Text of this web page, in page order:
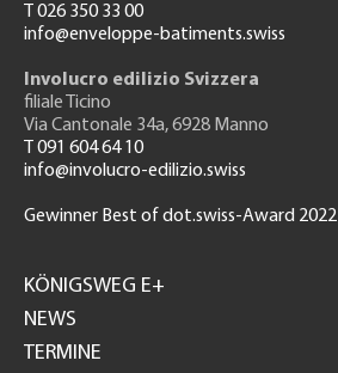
T 026 350 33 00
info@enveloppe-batiments.swiss
Involucro edilizio Svizzera
filiale Ticino
Via Cantonale 34a, 6928 Manno
T 091 604 64 10
info@involucro-edilizio.swiss
Gewinner Best of dot.swiss-Award 2022
GH
KÖNIGSWEG E+
NEWS
TERMINE